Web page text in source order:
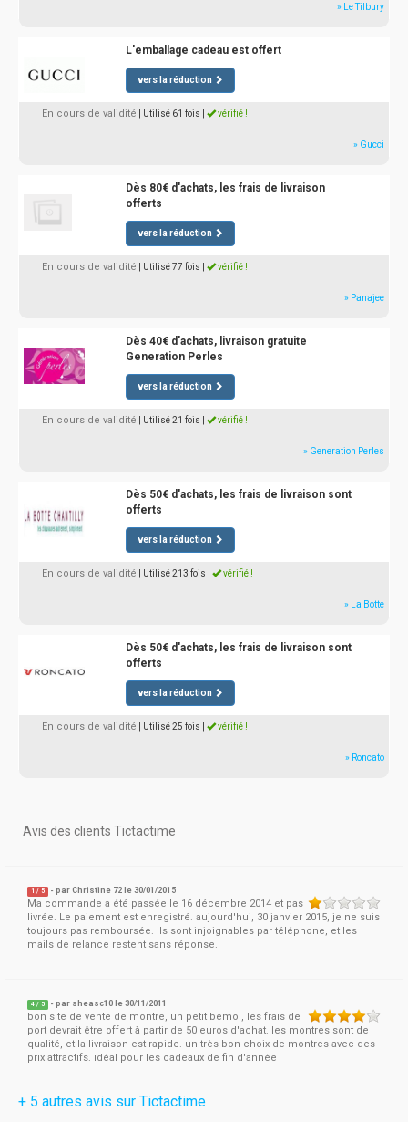
» Le Tilbury
L'emballage cadeau est offert
vers la réduction
En cours de validité | Utilisé 61 fois vérifié !
» Gucci
Dès 80€ d'achats, les frais de livraison
offerts
vers la réduction
En cours de validité | Utilisé 77 fois vérifié !
» Panajee
Dès 40€ d'achats, livraison gratuite
Generation Perles
vers la réduction
En cours de validité | Utilisé 21 fois vérifié !
» Generation Perles
Dès 50€ d'achats, les frais de livraison sont
offerts
vers la réduction
En cours de validité | Utilisé 213 fois vérifié !
» La Botte
Dès 50€ d'achats, les frais de livraison sont
offerts
vers la réduction
En cours de validité | Utilisé 25 fois vérifié !
» Roncato
Avis des clients Tictactime
1 / 5 - parChristine 72 le 30/01/2015
Ma commande a été passée le 16 décembre 2014 et pas
livrée. Le paiement est enregistré. aujourd'hui, 30 janvier 2015, je ne suis
toujours pas remboursée. Ils sont injoignables par téléphone, et les
mails de relance restent sans réponse.
4 / 5 - par sheasc10 le 30/11/2011
bon site de vente de montre, un petit bémol, les frais de
port devrait être offert à partir de 50 euros d'achat. les montres sont de
qualité, et la livraison est rapide. un très bon choix de montres avec des
prix attractifs. idéal pour les cadeaux de fin d'année
+ 5 autres avis sur Tictactime